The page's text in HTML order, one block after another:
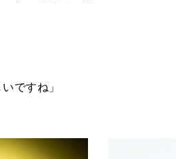
ですね」